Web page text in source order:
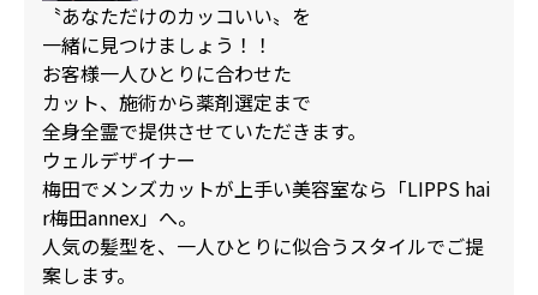
〝あなただけのカッコいい〟を
一緒に見つけましょう！！
お客様一人ひとりに合わせた
カット、施術から薬剤選定まで
全身全霊で提供させていただきます。
ウェルデザイナー
梅田でメンズカットが上手い美容室なら「LIPPS hai
r梅田annex」へ。
人気の髪型を、一人ひとりに似合うスタイルでご提
案します。